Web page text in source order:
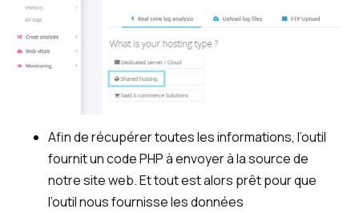
Afin de récupérer toutes les informations, l’outil
fournit un code PHP à envoyer à la source de
notre site web. Et tout est alors prêt pour que
l’outil nous fournisse les données